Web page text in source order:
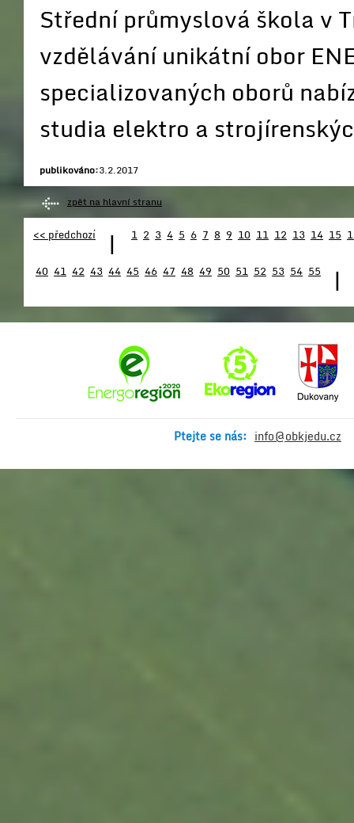
Střední průmyslová škola v
vzdělávání unikátní obor
specializovaných oborů
studia elektro a
publikováno:3.2.2017
zpět na hlavní stranu
<< předchozí | 1 2 3 4 5 6 7 8 9 10 11 12 13 14 15
40 41 42 43 44 45 46 47 48 49 50 51 52 53 54 55 |
Ptejte se nás: info@obkjedu.cz